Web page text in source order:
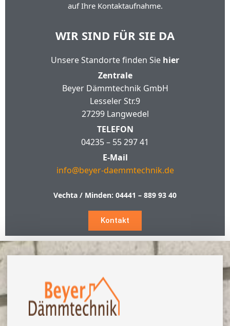
auf Ihre Kontaktaufnahme.
WIR SIND FÜR SIE DA
Unsere Standorte finden Sie hier
Zentrale
Beyer Dämmtechnik GmbH
Lesseler Str.9
27299 Langwedel
TELEFON
04235 – 55 297 41
E-Mail
info@beyer-daemmtechnik.de
Vechta / Minden: 04441 – 889 93 40
Kontakt